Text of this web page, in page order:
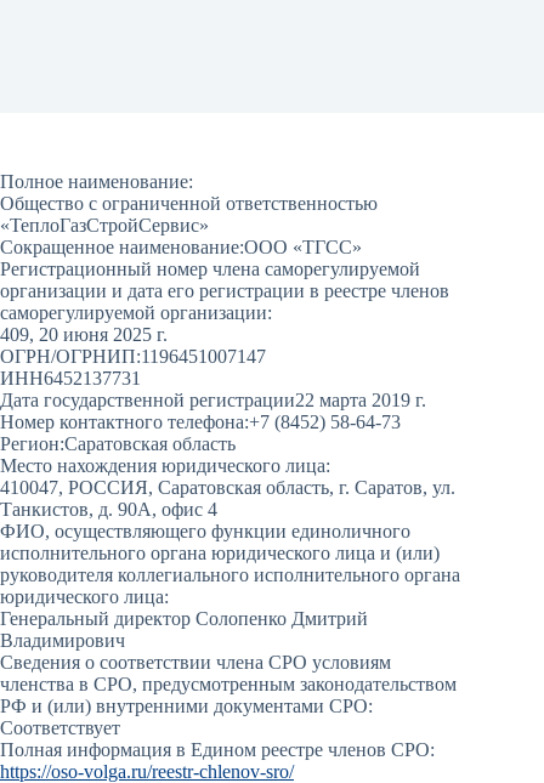
Полное наименование:
Общество с ограниченной ответственностью
«ТеплоГазСтройСервис»
Сокращенное наименование:ООО «ТГСС»
Регистрационный номер члена саморегулируемой
организации и дата его регистрации в реестре членов
саморегулируемой организации:
409, 20 июня 2025 г.
ОГРН/ОГРНИП:1196451007147
ИНН6452137731
Дата государственной регистрации22 марта 2019 г.
Номер контактного телефона:+7 (8452) 58-64-73
Регион:Саратовская область
Место нахождения юридического лица:
410047, РОССИЯ, Саратовская область, г. Саратов, ул.
Танкистов, д. 90А, офис 4
ФИО, осуществляющего функции единоличного
исполнительного органа юридического лица и (или)
руководителя коллегиального исполнительного органа
юридического лица:
Генеральный директор Солопенко Дмитрий
Владимирович
Сведения о соответствии члена СРО условиям
членства в СРО, предусмотренным законодательством
РФ и (или) внутренними документами СРО:
Соответствует
Полная информация в Едином реестре членов СРО:
https://oso-volga.ru/reestr-chlenov-sro/